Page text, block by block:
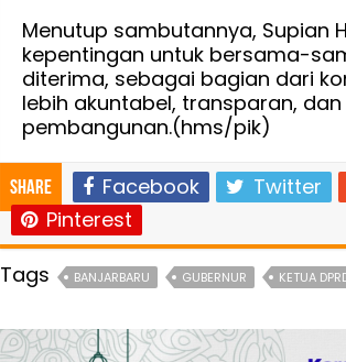
Menutup sambutannya, Supian
kepentingan untuk bersama-
diterima, sebagai bagian dari
lebih akuntabel, transparan,
pembangunan.(hms/pik)
Share Facebook Twitter
Pinterest
Tags
BANJARBARU GUBERNUR KETUA